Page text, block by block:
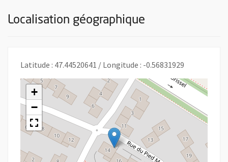
Localisation géographique
Latitude : 47.44520641 / Longitude : -0.56831929
+
−